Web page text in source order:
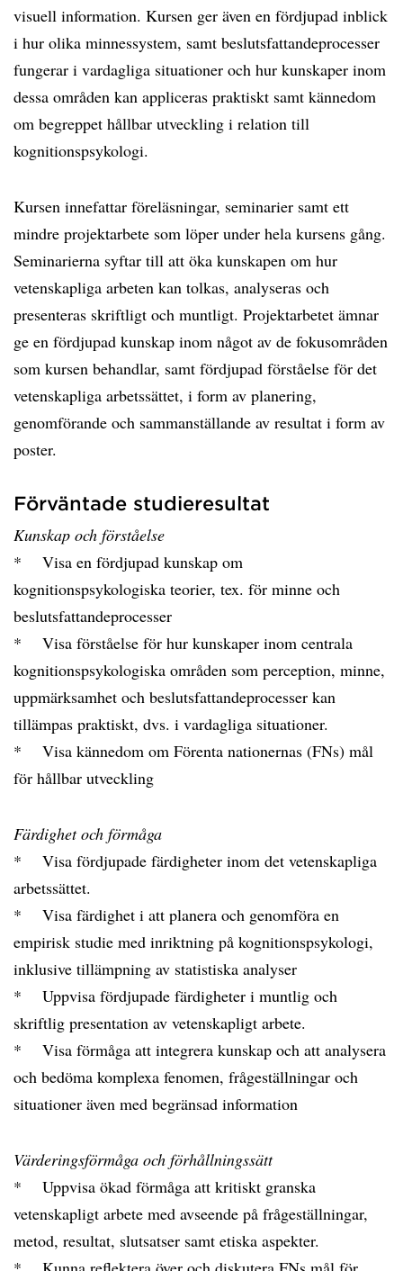
visuell information. Kursen ger även en fördjupad inblick
i hur olika minnessystem, samt beslutsfattandeprocesser
fungerar i vardagliga situationer och hur kunskaper inom
dessa områden kan appliceras praktiskt samt kännedom
om begreppet hållbar utveckling i relation till
kognitionspsykologi.
Kursen innefattar föreläsningar, seminarier samt ett
mindre projektarbete som löper under hela kursens gång.
Seminarierna syftar till att öka kunskapen om hur
vetenskapliga arbeten kan tolkas, analyseras och
presenteras skriftligt och muntligt. Projektarbetet ämnar
ge en fördjupad kunskap inom något av de fokusområden
som kursen behandlar, samt fördjupad förståelse för det
vetenskapliga arbetssättet, i form av planering,
genomförande och sammanställande av resultat i form av
poster.
Förväntade studieresultat
Kunskap och förståelse
* Visa en fördjupad kunskap om
kognitionspsykologiska teorier, tex. för minne och
beslutsfattandeprocesser
* Visa förståelse för hur kunskaper inom centrala
kognitionspsykologiska områden som perception, minne,
uppmärksamhet och beslutsfattandeprocesser kan
tillämpas praktiskt, dvs. i vardagliga situationer.
* Visa kännedom om Förenta nationernas (FNs) mål
för hållbar utveckling
Färdighet och förmåga
* Visa fördjupade färdigheter inom det vetenskapliga
arbetssättet.
* Visa färdighet i att planera och genomföra en
empirisk studie med inriktning på kognitionspsykologi,
inklusive tillämpning av statistiska analyser
* Uppvisa fördjupade färdigheter i muntlig och
skriftlig presentation av vetenskapligt arbete.
* Visa förmåga att integrera kunskap och att analysera
och bedöma komplexa fenomen, frågeställningar och
situationer även med begränsad information
Värderingsförmåga och förhållningssätt
* Uppvisa ökad förmåga att kritiskt granska
vetenskapligt arbete med avseende på frågeställningar,
metod, resultat, slutsatser samt etiska aspekter.